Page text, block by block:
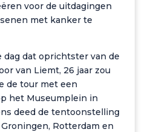
voor de uitdagingen
met kanker te
dag dat oprichtster van de
van Liemt, 26 jaar zou
de tour met een
het Museumplein in
deed de tentoonstelling
Rotterdam en